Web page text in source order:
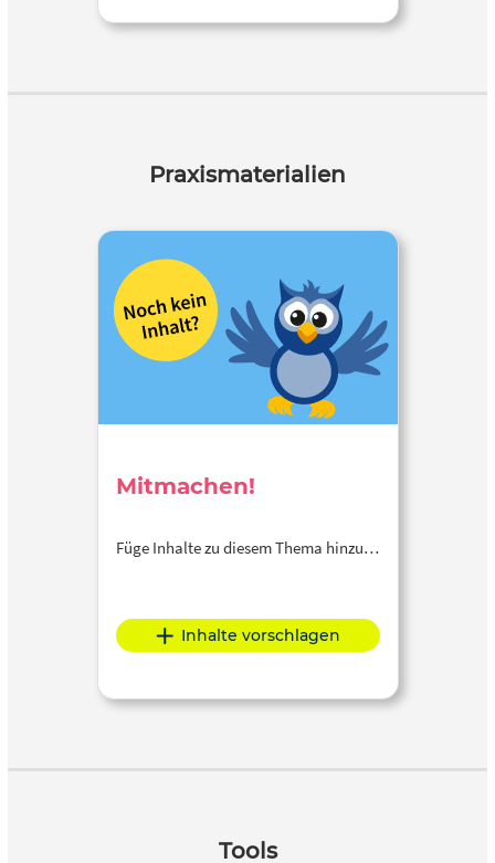
Praxismaterialien
Mitmachen!
Füge Inhalte zu diesem Thema hinzu…
Inhalte vorschlagen
Tools